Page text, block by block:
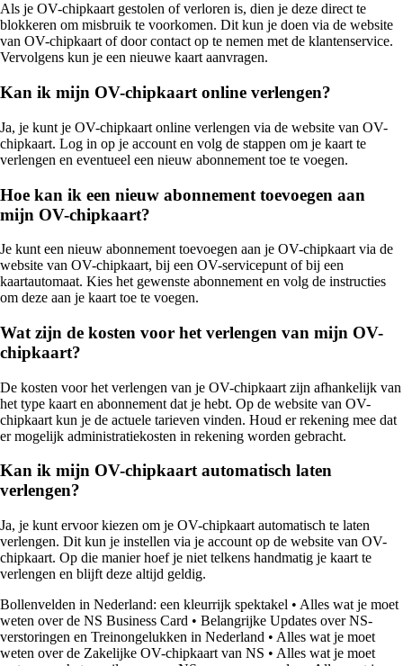
Als je OV-chipkaart gestolen of verloren is, dien je deze direct te
blokkeren om misbruik te voorkomen. Dit kun je doen via de website
van OV-chipkaart of door contact op te nemen met de klantenservice.
Vervolgens kun je een nieuwe kaart aanvragen.
Kan ik mijn OV-chipkaart online verlengen?
Ja, je kunt je OV-chipkaart online verlengen via de website van OV-
chipkaart. Log in op je account en volg de stappen om je kaart te
verlengen en eventueel een nieuw abonnement toe te voegen.
Hoe kan ik een nieuw abonnement toevoegen aan
mijn OV-chipkaart?
Je kunt een nieuw abonnement toevoegen aan je OV-chipkaart via de
website van OV-chipkaart, bij een OV-servicepunt of bij een
kaartautomaat. Kies het gewenste abonnement en volg de instructies
om deze aan je kaart toe te voegen.
Wat zijn de kosten voor het verlengen van mijn OV-
chipkaart?
De kosten voor het verlengen van je OV-chipkaart zijn afhankelijk van
het type kaart en abonnement dat je hebt. Op de website van OV-
chipkaart kun je de actuele tarieven vinden. Houd er rekening mee dat
er mogelijk administratiekosten in rekening worden gebracht.
Kan ik mijn OV-chipkaart automatisch laten
verlengen?
Ja, je kunt ervoor kiezen om je OV-chipkaart automatisch te laten
verlengen. Dit kun je instellen via je account op de website van OV-
chipkaart. Op die manier hoef je niet telkens handmatig je kaart te
verlengen en blijft deze altijd geldig.
Bollenvelden in Nederland: een kleurrijk spektakel • Alles wat je moet
weten over de NS Business Card • Belangrijke Updates over NS-
verstoringen en Treinongelukken in Nederland • Alles wat je moet
weten over de Zakelijke OV-chipkaart van NS • Alles wat je moet